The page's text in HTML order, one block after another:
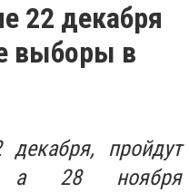
22 декабря
выборы в
пройдут
а 28 ноября